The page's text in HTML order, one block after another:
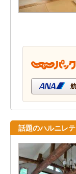
話題のハルニレ